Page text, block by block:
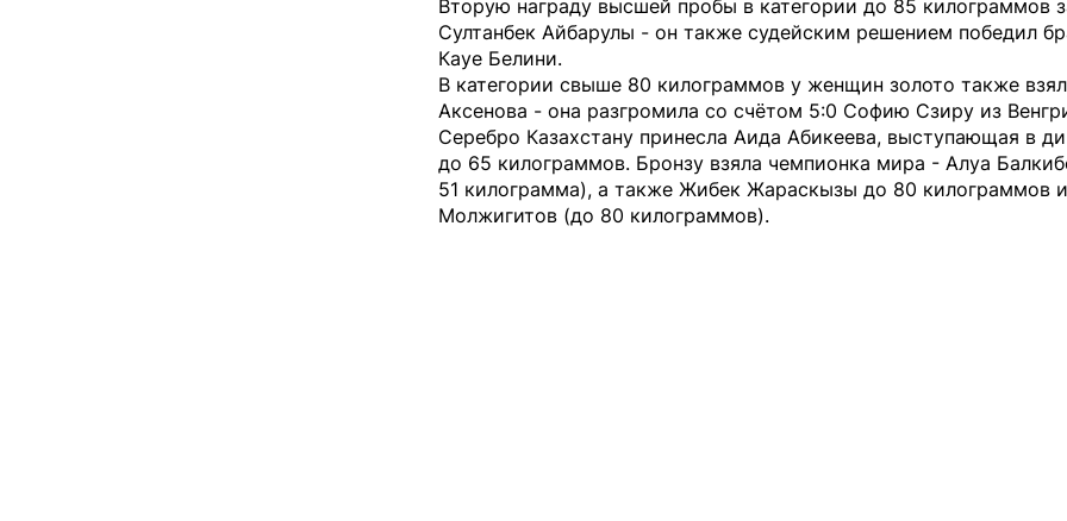
Вторую награду высшей пробы в категории до 85 килограммов
Султанбек Айбарулы - он также судейским решением победил
Кауе Белини.
В категории свыше 80 килограммов у женщин золото также
Аксенова - она разгромила со счётом 5:0 Софию Сзиру из
Серебро Казахстану принесла Аида Абикеева, выступающая в
до 65 килограммов. Бронзу взяла чемпионка мира - Алуа
51 килограмма), а также Жибек Жараскызы до 80 килограммов
Молжигитов (до 80 килограммов).